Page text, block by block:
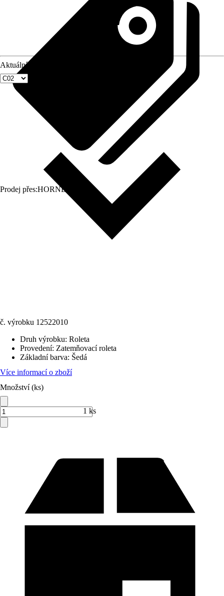
Prodej přes:HORNBACH
Aktuální velikost okna
č. výrobku 12522010
Druh výrobku: Roleta
Provedení: Zatemňovací roleta
Základní barva: Šedá
Více informací o zboží
Množství (ks)
1 ks